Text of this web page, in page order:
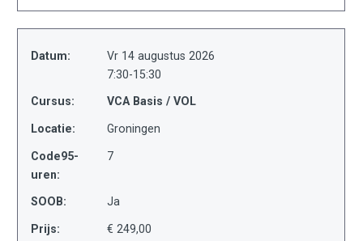
Datum:
Vr 14 augustus 2026
7:30-15:30
Cursus: VCA Basis / VOL
Locatie: Groningen
Code95-
uren:
7
SOOB: Ja
Prijs: € 249,00